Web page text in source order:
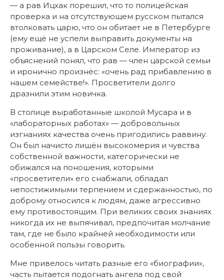
— а рав Ицхак порешил, что то полицейская
проверка и на отсутствующем русском пытался
втолковать царю, что он обитает не в Петербурге
(ему ещё не успели выправить документы на
проживание), а в Царском Селе. Император из
объяснений понял, что рав — член царской семьи
и иронично произнёс: «очень рад прибавлению в
нашем семействе!». Просветители долго
дразнили этим новичка.
В столице выработанные школой Мусара и в
«лабораторных работах» — добровольных
изгнаниях качества очень пригодились раввину.
Он был начисто лишён высокомерия и чувства
собственной важности, категорически не
обижался на поношения, которыми
«просветители» его снабжали, обладал
непостижимыми терпением и сдержанностью, по
доброму относился к людям, даже агрессивно
ему противостоящим. При великих своих знаниях
никогда их не выпячивал, предпочитая молчание
там, где не было крайней необходимости или
особенной пользы говорить.
Мне привелось читать разные его «биографии»,
часть пытается подогнать ангела под свой